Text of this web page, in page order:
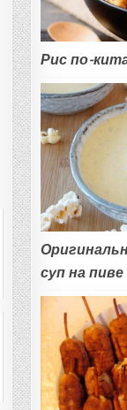
Рис по-
суп на пиве